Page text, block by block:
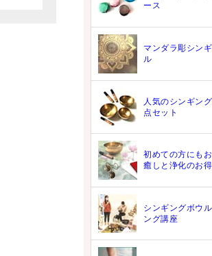
ース
マンダラ彫シン
ル
人気のシンギン
点セット
初めての方にも
癒しと浄化のお
シンギングボウ
ング講座